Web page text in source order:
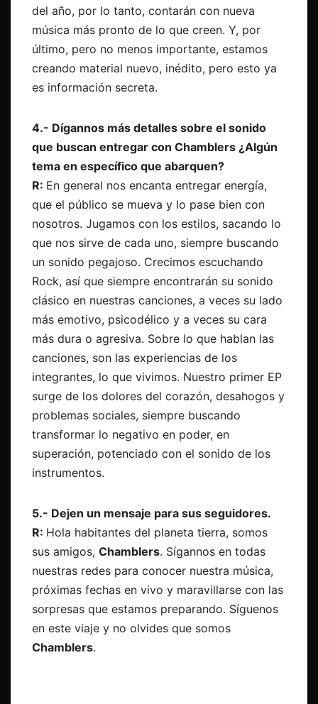
del año, por lo tanto, contarán con nueva
música más pronto de lo que creen. Y, por
último, pero no menos importante, estamos
creando material nuevo, inédito, pero esto ya
es información secreta.
4.- Dígannos más detalles sobre el sonido
que buscan entregar con Chamblers ¿Algún
tema en específico que abarquen?
R: En general nos encanta entregar energía,
que el público se mueva y lo pase bien con
nosotros. Jugamos con los estilos, sacando lo
que nos sirve de cada uno, siempre buscando
un sonido pegajoso. Crecimos escuchando
Rock, así que siempre encontrarán su sonido
clásico en nuestras canciones, a veces su lado
más emotivo, psicodélico y a veces su cara
más dura o agresiva. Sobre lo que hablan las
canciones, son las experiencias de los
integrantes, lo que vivimos. Nuestro primer EP
surge de los dolores del corazón, desahogos y
problemas sociales, siempre buscando
transformar lo negativo en poder, en
superación, potenciado con el sonido de los
instrumentos.
5.- Dejen un mensaje para sus seguidores.
R: Hola habitantes del planeta tierra, somos
sus amigos, Chamblers. Sígannos en todas
nuestras redes para conocer nuestra música,
próximas fechas en vivo y maravillarse con las
sorpresas que estamos preparando. Síguenos
en este viaje y no olvides que somos
Chamblers.